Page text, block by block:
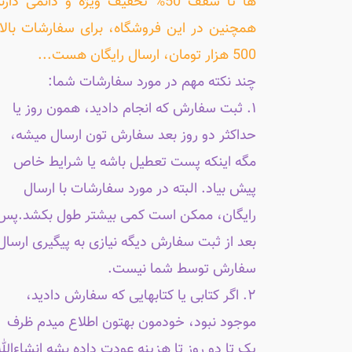
همچنین در این فروشگاه، برای سفارشات
500 هزار تومان، ارسال رایگان هست...
چند نکته مهم در مورد سفارشات شما:
۱. ثبت سفارش که انجام دادید، همون روز یا
حداکثر دو روز بعد سفارش تون ارسال میشه،
مگه اینکه پست تعطیل باشه یا شرایط خاص
پیش بیاد. البته در مورد سفارشات با ارسال
رایگان، ممکن است کمی بیشتر طول
بعد از ثبت سفارش دیگه نیازی به پیگیری
سفارش توسط شما نیست.
۲. اگر کتابی یا کتابهایی که سفارش دادید،
موجود نبود، خودمون بهتون اطلاع میدم ظرف